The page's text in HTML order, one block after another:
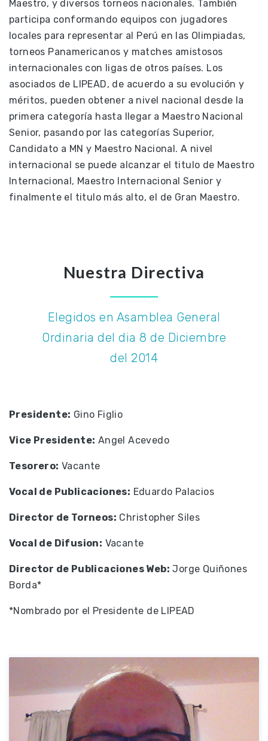
Maestro, y diversos torneos nacionales. También
participa conformando equipos con jugadores
locales para representar al Perú en las Olimpiadas,
torneos Panamericanos y matches amistosos
internacionales con ligas de otros países. Los
asociados de LIPEAD, de acuerdo a su evolución y
méritos, pueden obtener a nivel nacional desde la
primera categoría hasta llegar a Maestro Nacional
Senior, pasando por las categorías Superior,
Candidato a MN y Maestro Nacional. A nivel
internacional se puede alcanzar el titulo de Maestro
Internacional, Maestro Internacional Senior y
finalmente el titulo más alto, el de Gran Maestro.
Nuestra Directiva
Elegidos en Asamblea General
Ordinaria del dia 8 de Diciembre
del 2014
Presidente: Gino Figlio
Vice Presidente: Angel Acevedo
Tesorero: Vacante
Vocal de Publicaciones: Eduardo Palacios
Director de Torneos: Christopher Siles
Vocal de Difusion: Vacante
Director de Publicaciones Web: Jorge Quiñones
Borda*
*Nombrado por el Presidente de LIPEAD